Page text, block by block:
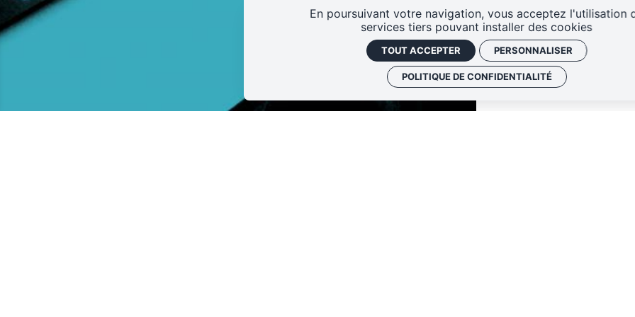
En poursuivant votre navigation, vous acceptez l'utilisation
services tiers pouvant installer des cookies
TOUT ACCEPTER PERSONNALISER
POLITIQUE DE CONFIDENTIALITÉ